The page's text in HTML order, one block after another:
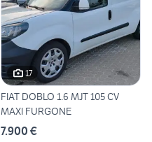
17
FIAT DOBLO 1.6 MJT 105 CV
MAXI FURGONE
7.900 €